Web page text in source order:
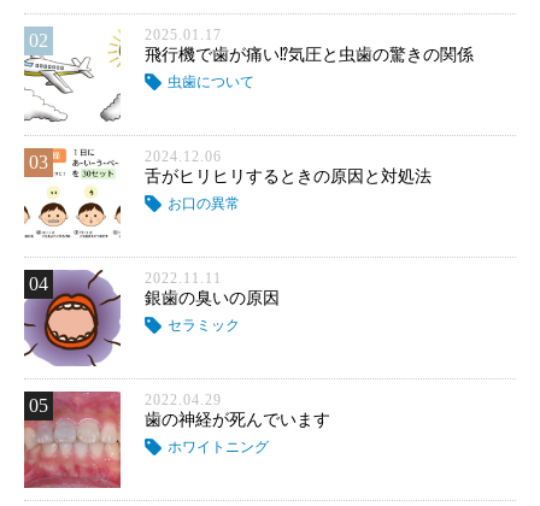
02 2025.01.17
飛行機で歯が痛い⁉気圧と虫歯の驚きの関係
虫歯について
03 2024.12.06
舌がヒリヒリするときの原因と対処法
お口の異常
04 2022.11.11
銀歯の臭いの原因
セラミック
05 2022.04.29
歯の神経が死んでいます
ホワイトニング